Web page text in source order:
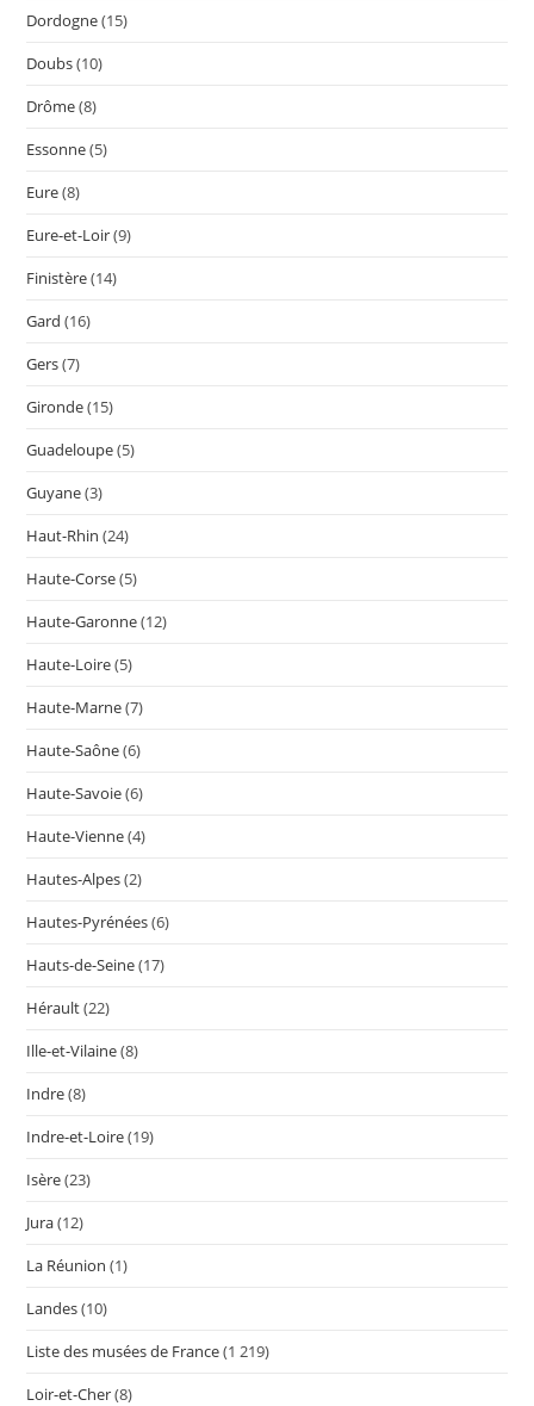
Dordogne(15)
Doubs(10)
Drôme(8)
Essonne(5)
Eure(8)
Eure-et-Loir(9)
Finistère(14)
Gard (16)
Gers(7)
Gironde(15)
Guadeloupe(5)
Guyane(3)
Haut-Rhin (24)
Haute-Corse(5)
Haute-Garonne(12)
Haute-Loire(5)
Haute-Marne(7)
Haute-Saône(6)
Haute-Savoie(6)
Haute-Vienne(4)
Hautes-Alpes(2)
Hautes-Pyrénées(6)
Hauts-de-Seine(17)
Hérault(22)
Ille-et-Vilaine(8)
Indre(8)
Indre-et-Loire(19)
Isère(23)
Jura(12)
La Réunion (1)
Landes(10)
Liste des musées de France(1 219)
Loir-et-Cher(8)